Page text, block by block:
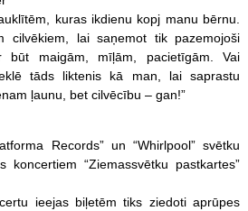
kuras ikdienu kopj manu bērnu.
cilvēkiem, lai saņemot tik pazemojoši
būt maigām, mīļām, pacietīgām. Vai
tāds liktenis kā man, lai saprastu
ļaunu, bet cilvēcību – gan!”
Records” un “Whirlpool” svētku
koncertiem “Ziemassvētku pastkartes”
ieejas biļetēm tiks ziedoti aprūpes